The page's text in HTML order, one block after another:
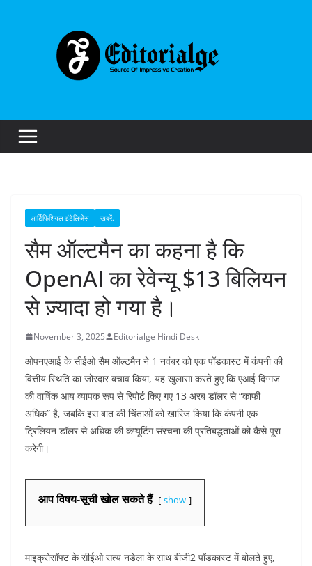
आर्टिफिशियल इंटेलिजेंस खबरें.
सैम ऑल्टमैन का कहना है कि
OpenAI का रेवेन्यू $13 बिलियन
से ज़्यादा हो गया है।
November 3, 2025 Editorialge Hindi Desk
ओपनएआई के सीईओ सैम ऑल्टमैन ने 1 नवंबर को एक पॉडकास्ट में कंपनी की
वित्तीय स्थिति का जोरदार बचाव किया, यह खुलासा करते हुए कि एआई दिग्गज
की वार्षिक आय व्यापक रूप से रिपोर्ट किए गए 13 अरब डॉलर से “काफी
अधिक” है, जबकि इस बात की चिंताओं को खारिज किया कि कंपनी एक
ट्रिलियन डॉलर से अधिक की कंप्यूटिंग संरचना की प्रतिबद्धताओं को कैसे पूरा
करेगी।
आप विषय-सूची खोल सकते हैं show
माइक्रोसॉफ्ट के सीईओ सत्य नडेला के साथ बीजी2 पॉडकास्ट में बोलते हुए,